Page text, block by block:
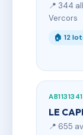
📍 344
Vercors
🏠 12
AB1131341
LE
📍 655